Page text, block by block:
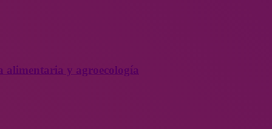
alimentaria y agroecología